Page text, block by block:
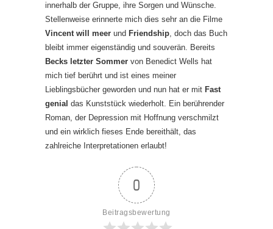
innerhalb der Gruppe, ihre Sorgen und Wünsche.
Stellenweise erinnerte mich dies sehr an die Filme
Vincent will meer und Friendship, doch das Buch
bleibt immer eigenständig und souverän. Bereits
Becks letzter Sommer von Benedict Wells hat
mich tief berührt und ist eines meiner
Lieblingsbücher geworden und nun hat er mit Fast
genial das Kunststück wiederholt. Ein berührender
Roman, der Depression mit Hoffnung verschmilzt
und ein wirklich fieses Ende bereithält, das
zahlreiche Interpretationen erlaubt!
0
Beitragsbewertung